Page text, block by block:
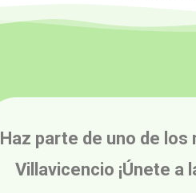
Haz parte de uno de
Villavicencio ¡Únete a